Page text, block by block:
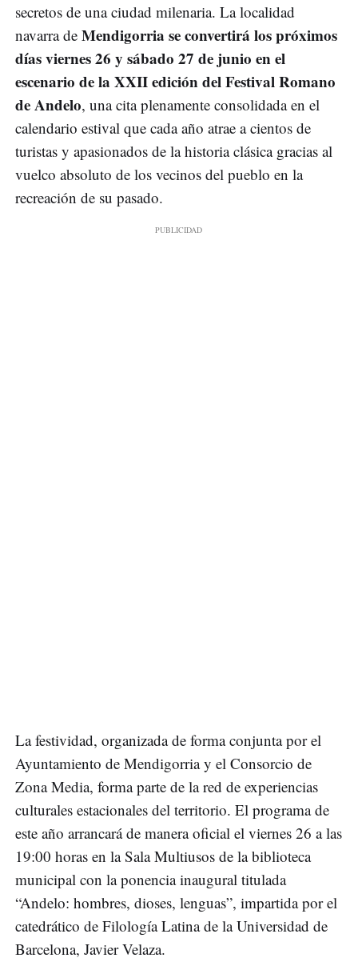
secretos de una ciudad milenaria. La localidad
navarra de Mendigorria se convertirá los próximos
días viernes 26 y sábado 27 de junio en el
escenario de la XXII edición del Festival Romano
de Andelo, una cita plenamente consolidada en el
calendario estival que cada año atrae a cientos de
turistas y apasionados de la historia clásica gracias al
vuelco absoluto de los vecinos del pueblo en la
recreación de su pasado.
La festividad, organizada de forma conjunta por el
Ayuntamiento de Mendigorria y el Consorcio de
Zona Media, forma parte de la red de experiencias
culturales estacionales del territorio. El programa de
este año arrancará de manera oficial el viernes 26 a las
19:00 horas en la Sala Multiusos de la biblioteca
municipal con la ponencia inaugural titulada
“Andelo: hombres, dioses, lenguas”, impartida por el
catedrático de Filología Latina de la Universidad de
Barcelona, Javier Velaza.